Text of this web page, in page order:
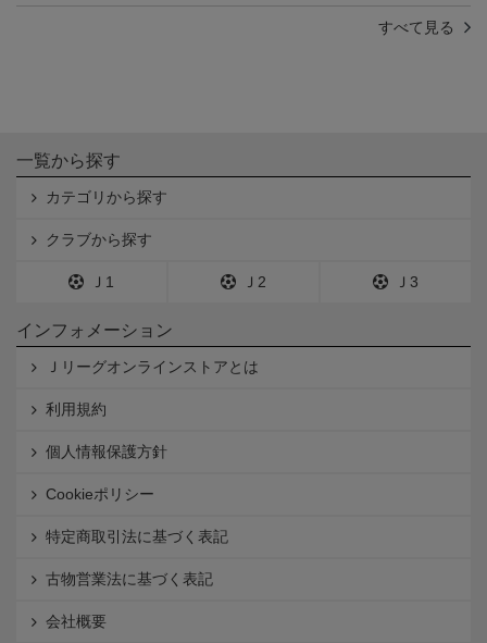
すべて見る
一覧から探す
カテゴリから探す
クラブから探す
Ｊ1 Ｊ2 Ｊ3
インフォメーション
Ｊリーグオンラインストアとは
利用規約
個人情報保護方針
Cookieポリシー
特定商取引法に基づく表記
古物営業法に基づく表記
会社概要